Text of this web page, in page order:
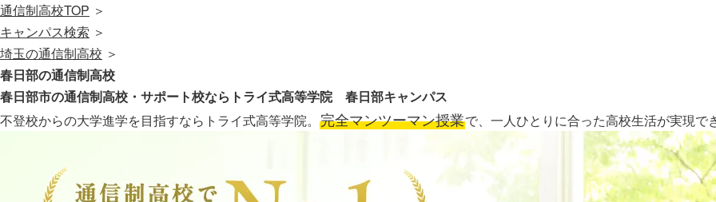
通信制高校TOP ＞
キャンパス検索 ＞
埼玉の通信制高校 ＞
春日部の通信制高校
春日部市の通信制高校・サポート校なら トライ式高等学院 春日部キャンパス
不登校からの大学進学を目指すならトライ式高等学院。 完全マンツーマン授業で、一人ひとりに合った高校生活が実現で